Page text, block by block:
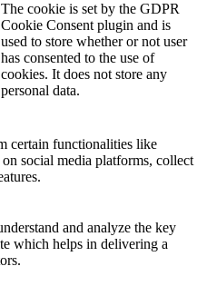
The cookie is set by the GDPR
Cookie Consent plugin and is
used to store whether or not user
has consented to the use of
cookies. It does not store any
personal data.
certain functionalities like
social media platforms, collect
and analyze the key
which helps in delivering a